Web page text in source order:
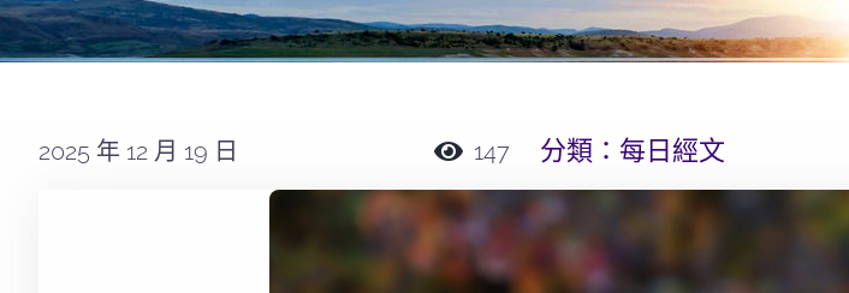
2025 年 12 月 19 日 147 分類： 每日經文